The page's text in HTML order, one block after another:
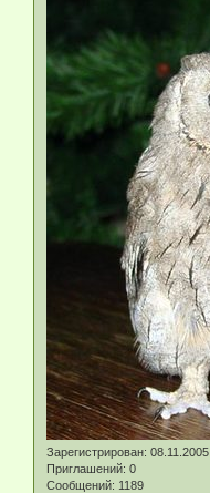
Зарегистрирован: 08.11.2005
Приглашений: 0
Сообщений: 1189